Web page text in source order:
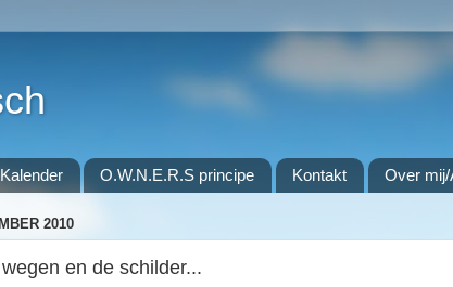
Kalender O.W.N.E.R.S principe Kontakt Over
2010
en de schilder...